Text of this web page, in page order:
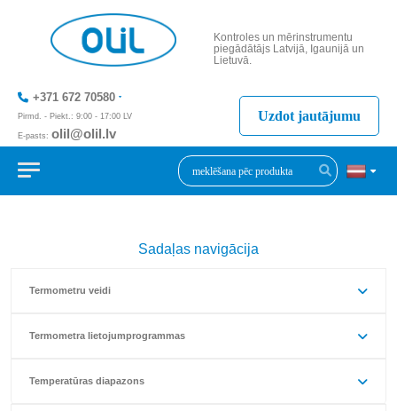
Kontroles un mērinstrumentu
piegādātājs Latvijā, Igaunijā un
Lietuvā.
+371 672 70580
Pirmd. - Piekt.: 9:00 - 17:00 LV
E-pasts: olil@olil.lv
+371 287 11411
Uzdot jautājumu
Sadaļas navigācija
Termometru veidi
Termometra lietojumprogrammas
Temperatūras diapazons